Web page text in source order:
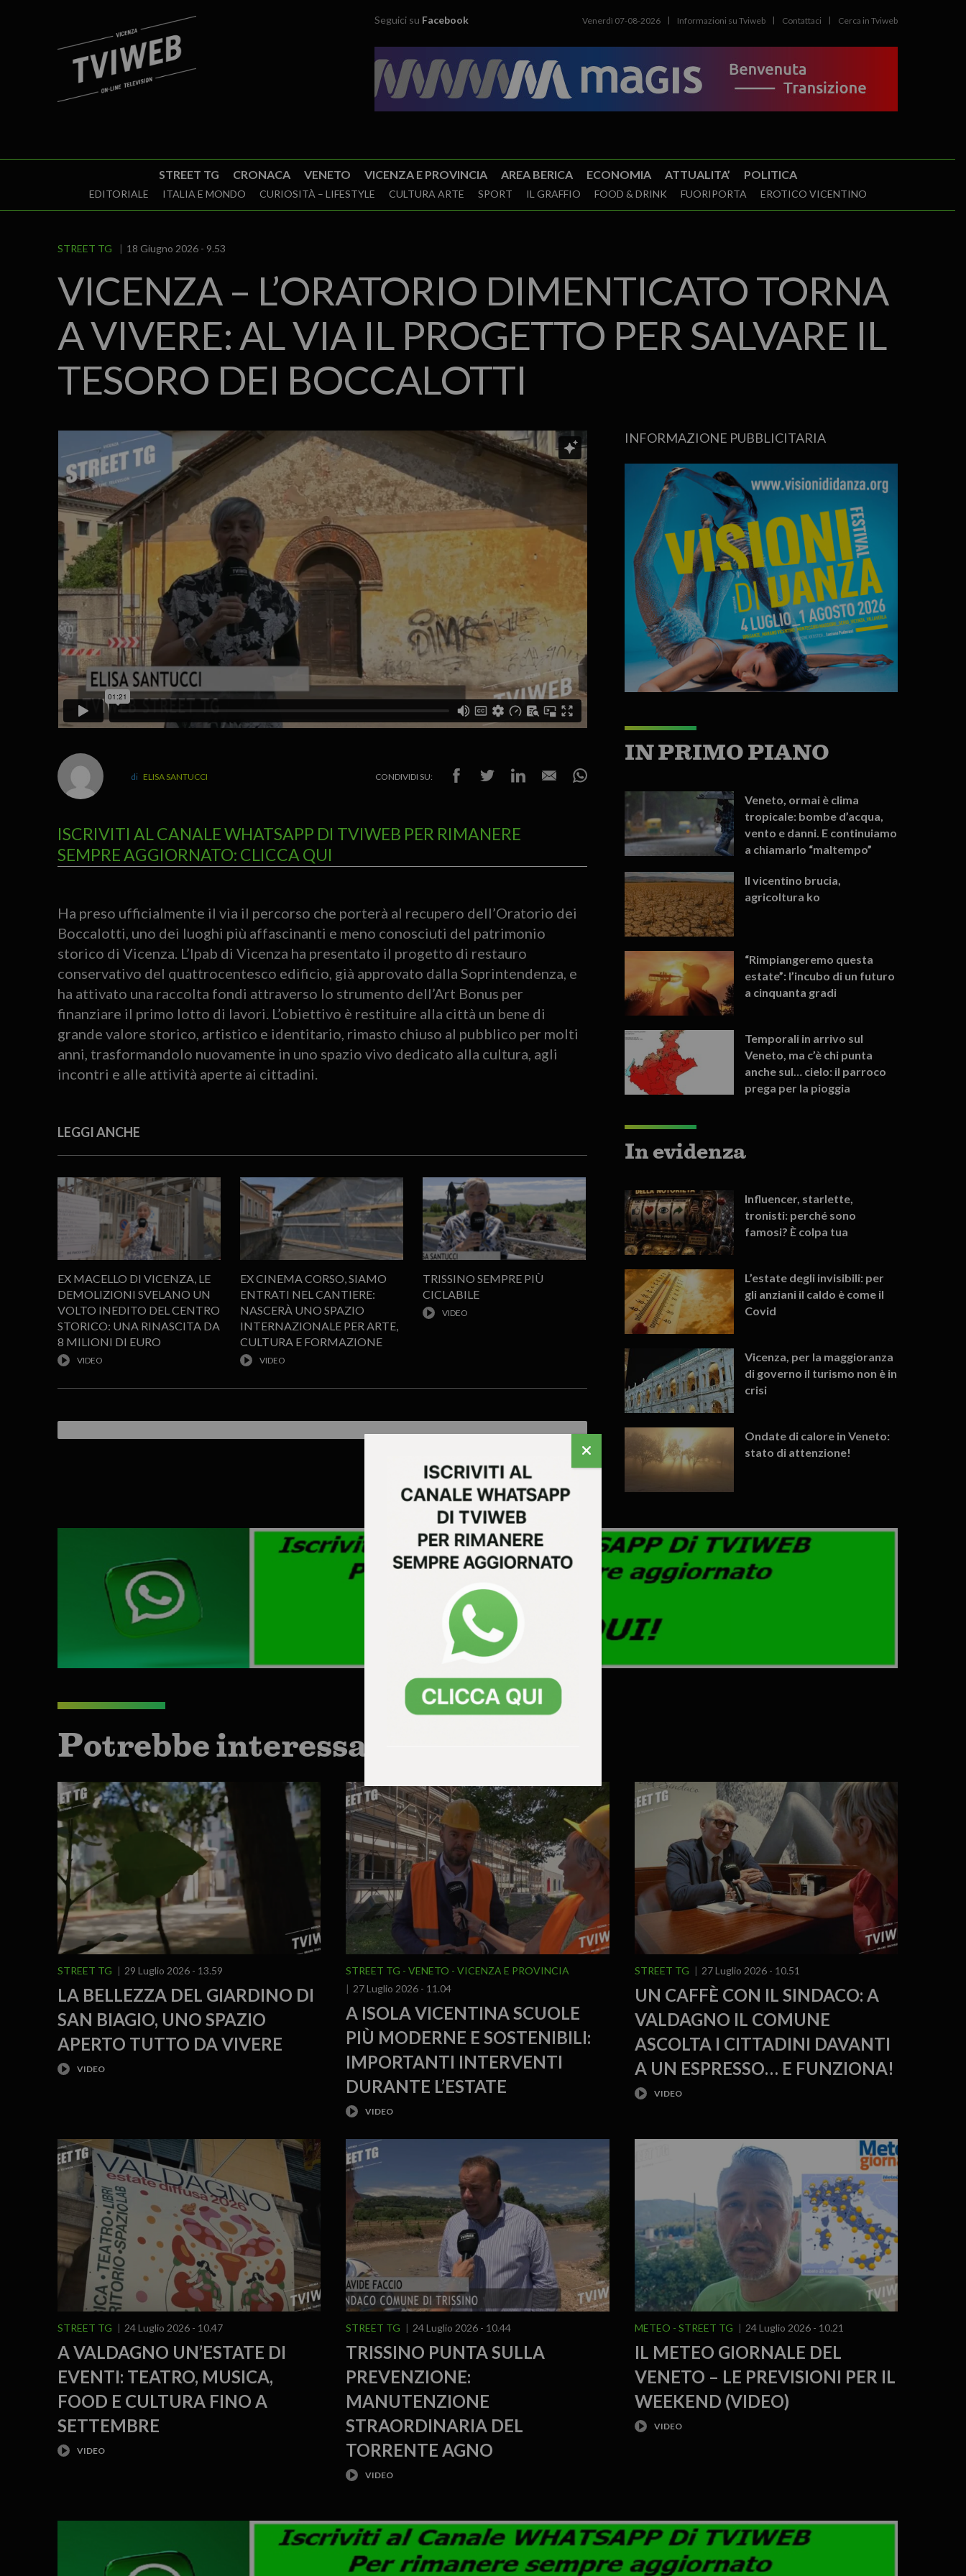
Seguici su Facebook Venerdì 07-08-2026 Informazioni su Tviweb Contattaci Cerca in Tviweb
STREET TG CRONACA VENETO VICENZA E PROVINCIA AREA BERICA ECONOMIA ATTUALITA’ POLITICA
EDITORIALE ITALIA E MONDO CURIOSITÀ – LIFESTYLE CULTURA ARTE SPORT IL GRAFFIO FOOD & DRINK FUORIPORTA EROTICO VICENTINO
STREET TG 18 Giugno 2026 - 9.53
VICENZA – L’ORATORIO DIMENTICATO TORNA
A VIVERE: AL VIA IL PROGETTO PER SALVARE IL
TESORO DEI BOCCALOTTI
ELISA SANTUCCI CONDIVIDI SU:
ISCRIVITI AL CANALE WHATSAPP DI TVIWEB PER RIMANERE
SEMPRE AGGIORNATO: CLICCA QUI
Ha preso ufficialmente il via il percorso che porterà al recupero dell’Oratorio dei
Boccalotti, uno dei luoghi più affascinanti e meno conosciuti del patrimonio
storico di Vicenza. L’Ipab di Vicenza ha presentato il progetto di restauro
conservativo del quattrocentesco edificio, già approvato dalla Soprintendenza, e
ha attivato una raccolta fondi attraverso lo strumento dell’Art Bonus per
finanziare il primo lotto di lavori. L’obiettivo è restituire alla città un bene di
grande valore storico, artistico e identitario, rimasto chiuso al pubblico per molti
anni, trasformandolo nuovamente in uno spazio vivo dedicato alla cultura, agli
incontri e alle attività aperte ai cittadini.
LEGGI ANCHE
EX MACELLO DI VICENZA, LE
DEMOLIZIONI SVELANO UN
VOLTO INEDITO DEL CENTRO
STORICO: UNA RINASCITA DA
8 MILIONI DI EURO
EX CINEMA CORSO, SIAMO
ENTRATI NEL CANTIERE:
NASCERÀ UNO SPAZIO
INTERNAZIONALE PER ARTE,
CULTURA E FORMAZIONE
TRISSINO SEMPRE PIÙ
CICLABILE
INFORMAZIONE PUBBLICITARIA
IN PRIMO PIANO
Veneto, ormai è clima
tropicale: bombe d’acqua,
vento e danni. E continuiamo
a chiamarlo “maltempo”
Il vicentino brucia,
agricoltura ko
“Rimpiangeremo questa
estate”: l’incubo di un futuro
a cinquanta gradi
Temporali in arrivo sul
Veneto, ma c’è chi punta
anche sul… cielo: il parroco
prega per la pioggia
In evidenza
Influencer, starlette,
tronisti: perché sono
famosi? È colpa tua
L’estate degli invisibili: per
gli anziani il caldo è come il
Covid
Vicenza, per la maggioranza
di governo il turismo non è in
crisi
Ondate di calore in Veneto:
stato di attenzione!
Potrebbe interessarti anche:
STREET TG 29 Luglio 2026 - 13.59
LA BELLEZZA DEL GIARDINO DI
SAN BIAGIO, UNO SPAZIO
APERTO TUTTO DA VIVERE
STREET TG VENETO
VICENZA E PROVINCIA
27 Luglio 2026 - 11.04
A ISOLA VICENTINA SCUOLE
PIÙ MODERNE E SOSTENIBILI:
IMPORTANTI INTERVENTI
DURANTE L’ESTATE
STREET TG 27 Luglio 2026 - 10.51
UN CAFFÈ CON IL SINDACO: A
VALDAGNO IL COMUNE
ASCOLTA I CITTADINI DAVANTI
A UN ESPRESSO… E FUNZIONA!
STREET TG 24 Luglio 2026 - 10.47
A VALDAGNO UN’ESTATE DI
EVENTI: TEATRO, MUSICA,
FOOD E CULTURA FINO A
SETTEMBRE
STREET TG 24 Luglio 2026 - 10.44
TRISSINO PUNTA SULLA
PREVENZIONE:
MANUTENZIONE
STRAORDINARIA DEL
TORRENTE AGNO
METEO STREET TG 24 Luglio 2026 - 10.21
IL METEO GIORNALE DEL
VENETO – LE PREVISIONI PER IL
WEEKEND (VIDEO)